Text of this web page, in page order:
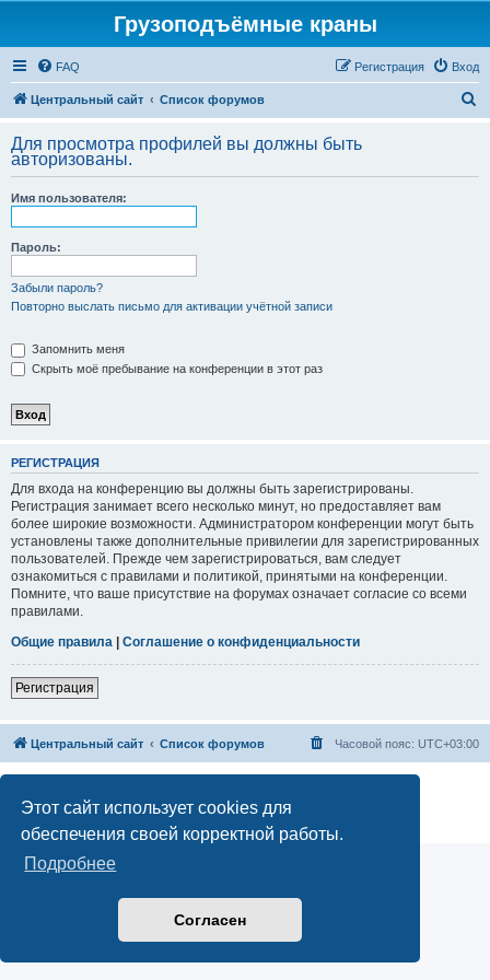
Этот сайт использует cookies для
обеспечения своей корректной работы.
Подробнее
Согласен
Грузоподъёмные краны
FAQ Вход
Регистрация
Центральный сайт Список форумов
с
Для просмотра профилей вы должны быть
авторизованы.
Имя пользователя:
Пароль:
Забыли пароль?
Повторно выслать письмо для активации учётной записи
Запомнить меня
Скрыть моё пребывание на конференции в этот раз
РЕГИСТРАЦИЯ
Для входа на конференцию вы должны быть зарегистрированы.
Регистрация занимает всего несколько минут, но предоставляет вам
более широкие возможности. Администратором конференции могут быть
установлены также дополнительные привилегии для зарегистрированных
пользователей. Прежде чем зарегистрироваться, вам следует
ознакомиться с правилами и политикой, принятыми на конференции.
Помните, что ваше присутствие на форумах означает согласие со всеми
правилами.
Общие правила | Соглашение о конфиденциальности
Регистрация
Центральный сайт Список форумов Часовой пояс: UTC+03:00
Русская поддержка phpBB